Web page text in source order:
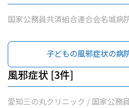
国家公務員共済組合連合会名城病
子どもの風邪症状の病
風邪症状 [3件]
愛知三の丸クリニック / 国家公務